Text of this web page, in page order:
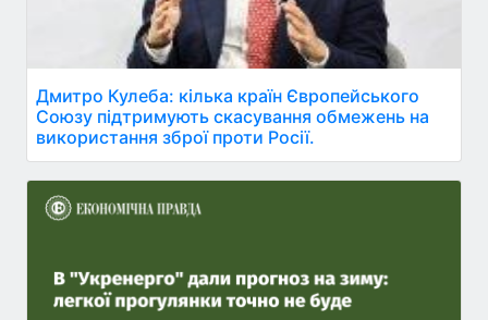
Дмитро Кулеба: кілька країн Європейського
Союзу підтримують скасування обмежень на
використання зброї проти Росії.